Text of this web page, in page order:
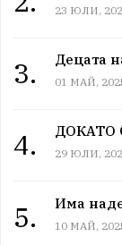
23 ЮЛИ,
3. Децата
01 МАЙ,
4. ДОКАТО
29 ЮЛИ,
5. Има
10 МАЙ,